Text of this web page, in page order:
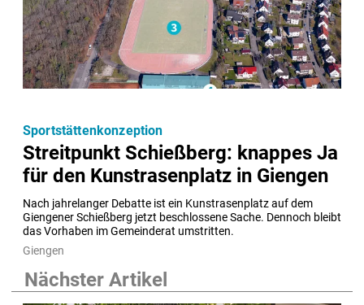
Streitpunkt Schießberg: knappes Ja
für den Kunstrasenplatz in Giengen
Nach jahrelanger Debatte ist ein Kunstrasenplatz auf dem
Giengener Schießberg jetzt beschlossene Sache. Dennoch bleibt
das Vorhaben im Gemeinderat umstritten.
Sportstättenkonzeption
Giengen
Nächster Artikel